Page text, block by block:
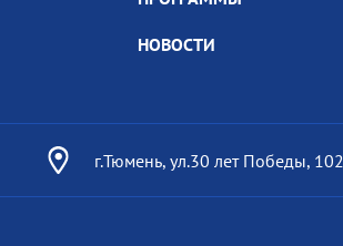
НОВОСТИ
г.Тюмень, ул.30 лет Победы, 102